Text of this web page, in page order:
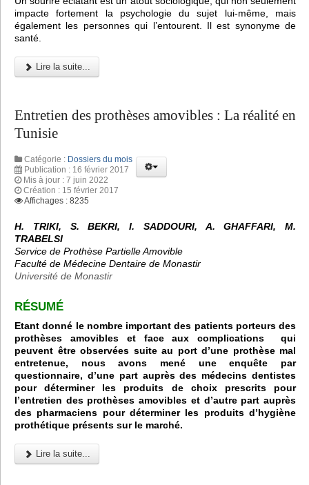
impacte fortement la psychologie du sujet lui-même, mais
également les personnes qui l’entourent. Il est synonyme de
santé.
Lire la suite...
Entretien des prothèses amovibles : La réalité en
Tunisie
Catégorie : Dossiers du mois
Publication : 16 février 2017
Mis à jour : 7 juin 2022
Création : 15 février 2017
Affichages : 8235
H. TRIKI, S. BEKRI, I. SADDOURI, A. GHAFFARI, M.
TRABELSI
Service de Prothèse Partielle Amovible
Faculté de Médecine Dentaire de Monastir
Université de Monastir
RÉSUMÉ
Etant donné le nombre important des patients porteurs des
prothèses amovibles et face aux complications qui
peuvent être observées suite au port d’une prothèse mal
entretenue, nous avons mené une enquête par
questionnaire, d’une part auprès des médecins dentistes
pour déterminer les produits de choix prescrits pour
l’entretien des prothèses amovibles et d’autre part auprès
des pharmaciens pour déterminer les produits d’hygiène
prothétique présents sur le marché.
Lire la suite...